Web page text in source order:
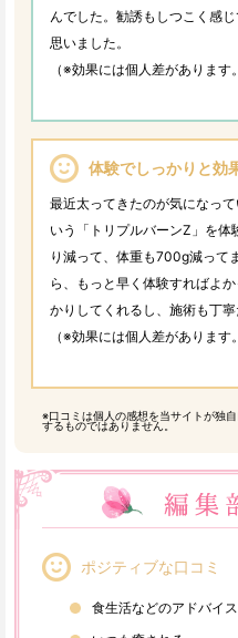
んでした。勧誘もしつこく感
思いました。
（※効果には個人差があります
体験でしっかりと効
最近太ってきたのが気になっ
いう「トリプルバーンZ」を体
り減って、体重も700g減って
ら、もっと早く体験すればよ
かりしてくれるし、施術も丁寧
（※効果には個人差があります
※口コミは個人の感想を当サイトが独
するものではありません。
ポジティブな口コミ
食生活などのアドバイ